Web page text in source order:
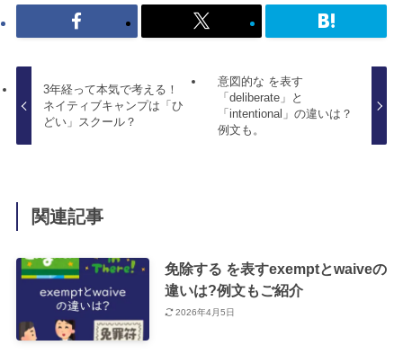
3年経って本気で考える！
ネイティブキャンプは「ひ
どい」スクール？
意図的な を表す
「deliberate」と
「intentional」の違いは？
例文も。
関連記事
免除する を表すexemptとwaiveの
違いは?例文もご紹介
2026年4月5日